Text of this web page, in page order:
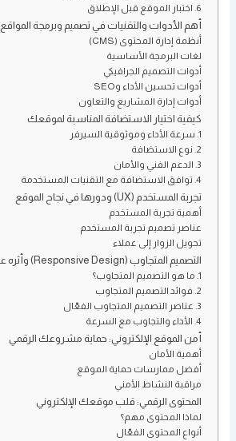
6. اختبار الموقع قبل الإطلاق
أهم الأدوات والتقنيات في تصميم وبرمجة المواقع
أنظمة إدارة المحتوى (CMS)
لغات البرمجة الأساسية
أدوات التصميم الجرافيكي
أدوات تحسين الأداء وSEO
أدوات إدارة المشاريع والتعاون
كيفية اختيار الاستضافة المناسبة لموقعك
1. سرعة الأداء وموثوقية السيرفر
2. نوع الاستضافة
3. الدعم الفني والأمان
4. توافق الاستضافة مع التقنيات المستخدمة
تجربة المستخدم (UX) ودورها في نجاح الموقع
أهمية تجربة المستخدم
عناصر تصميم تجربة المستخدم
تحويل الزوار إلى عملاء
التصميم المتجاوب (Responsive Design) وأثره على نجاح الموقع
1. ما هو التصميم المتجاوب؟
2. فوائد التصميم المتجاوب
3. عناصر التصميم المتجاوب الفعّال
4. الأداء والتجاوب مع السرعة
أمن الموقع الإلكتروني: حماية مشروعك الرقمي
أهمية الأمان
أفضل ممارسات حماية الموقع
مراقبة النشاط الأمني
المحتوى الرقمي: قلب موقعك الإلكتروني
لماذا المحتوى مهم؟
أنواع المحتوى الفعّال